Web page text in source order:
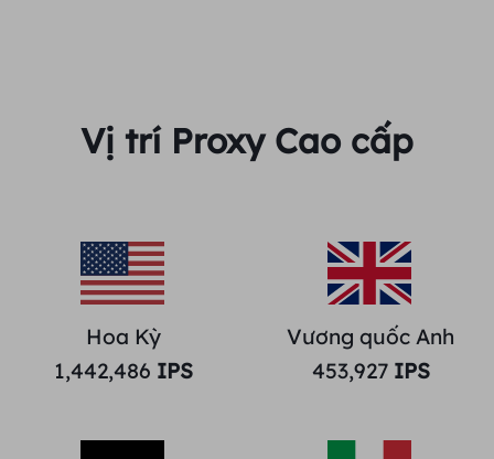
Vị trí Proxy Cao cấp
Hoa Kỳ
1,442,486 IPS
Vương quốc Anh
453,927IPS